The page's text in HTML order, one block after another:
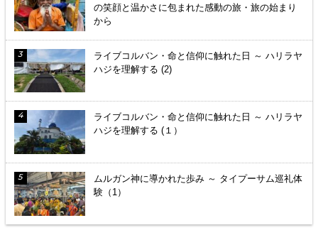
の笑顔と温かさに包まれた感動の旅・旅の始まり
から
ライブコルバン・命と信仰に触れた日 ～ ハリラヤ
ハジを理解する (2)
ライブコルバン・命と信仰に触れた日 ～ ハリラヤ
ハジを理解する (１）
ムルガン神に導かれた歩み ～ タイプーサム巡礼体
験（1）